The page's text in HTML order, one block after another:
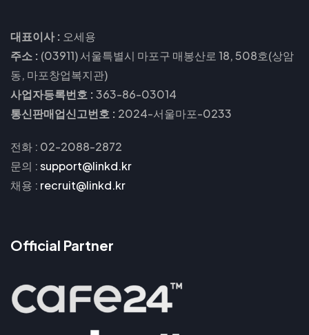
대표이사 : 오세용
주소 : (03911) 서울특별시 마포구 매봉산로 18, 508호(상암
동, 마포창업복지관)
사업자등록번호 :363-86-03014
통신판매업신고번호 : 2024-서울마포-0233
전화 : 02-2088-2872
문의 :support@linkd.kr
채용 : recruit@linkd.kr
Official Partner